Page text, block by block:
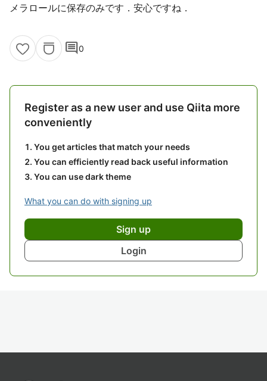
メラロールに保存のみです．安心ですね．
comment0
Register as a new user and use Qiita more
conveniently
You get articles that match your needs
You can efficiently read back useful information
You can use dark theme
What you can do with signing up
Sign up
Login